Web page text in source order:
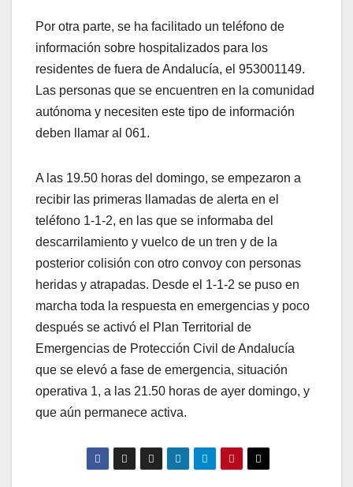
Por otra parte, se ha facilitado un teléfono de
información sobre hospitalizados para los
residentes de fuera de Andalucía, el 953001149.
Las personas que se encuentren en la comunidad
autónoma y necesiten este tipo de información
deben llamar al 061.
A las 19.50 horas del domingo, se empezaron a
recibir las primeras llamadas de alerta en el
teléfono 1-1-2, en las que se informaba del
descarrilamiento y vuelco de un tren y de la
posterior colisión con otro convoy con personas
heridas y atrapadas. Desde el 1-1-2 se puso en
marcha toda la respuesta en emergencias y poco
después se activó el Plan Territorial de
Emergencias de Protección Civil de Andalucía
que se elevó a fase de emergencia, situación
operativa 1, a las 21.50 horas de ayer domingo, y
que aún permanece activa.